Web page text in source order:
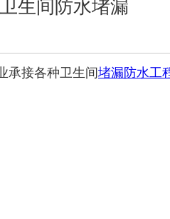
生间防水堵漏
承接各种卫生间堵漏防水工